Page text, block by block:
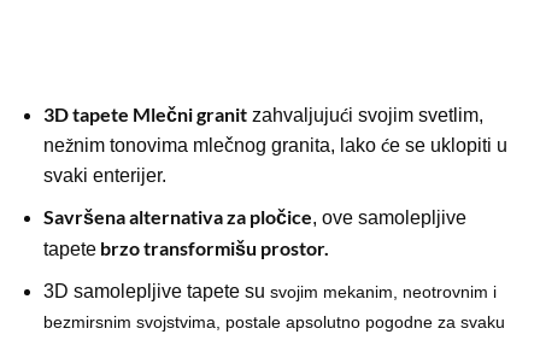
3D tapete Mlečni granitzahvaljujući svojim svetlim,
nežnim tonovima mlečnog granita, lako će se uklopiti u
svaki enterijer.
Savršena alternativa za pločice, ove samolepljive
tapetebrzo transformišu prostor.
3D samolepljive tapete su svojim mekanim, neotrovnim i
bezmirsnim svojstvima, postale apsolutno pogodne za svaku